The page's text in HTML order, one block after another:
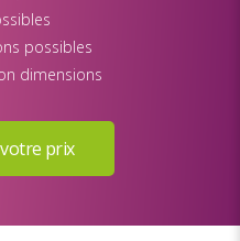
possibles
dimensions